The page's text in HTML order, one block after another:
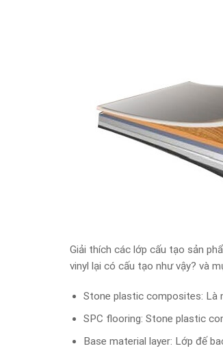
Giải thích các lớp cấu tạo sản
vinyl lại có cấu tạo như vậy? và
Stone plastic composites: Là
SPC flooring: Stone plastic
Base material layer: Lớp đế